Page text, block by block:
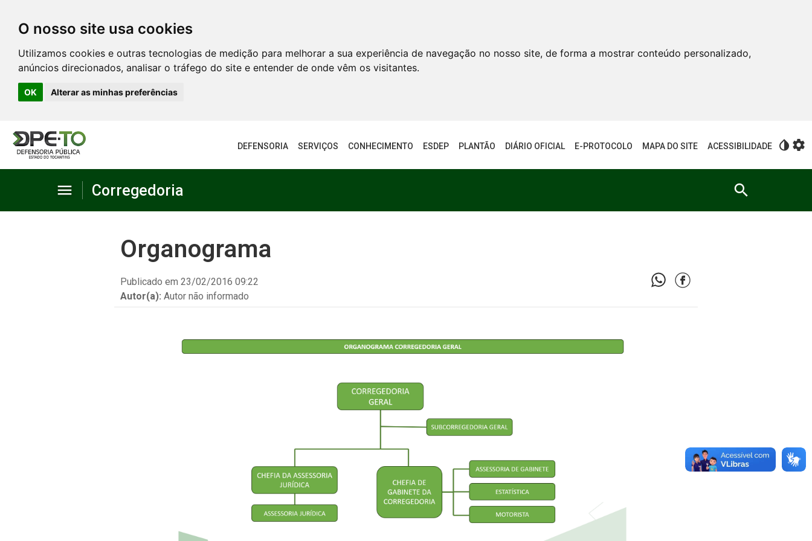
O nosso site usa cookies
Utilizamos cookies e outras tecnologias de medição para melhorar a sua experiência de navegação no nosso site, de forma a mostrar conteúdo personalizado,
anúncios direcionados, analisar o tráfego do site e entender de onde vêm os visitantes.
OK Alterar as minhas preferências
DEFENSORIA SERVIÇOS CONHECIMENTO ESDEP PLANTÃO DIÁRIO OFICIAL E-PROTOCOLO MAPA DO SITE ACESSIBILIDADE invert_colors settings
menu Corregedoria search
Estágio Probatório
Organograma
Publicado em 23/02/2016 09:22
Autor(a): Autor não informado